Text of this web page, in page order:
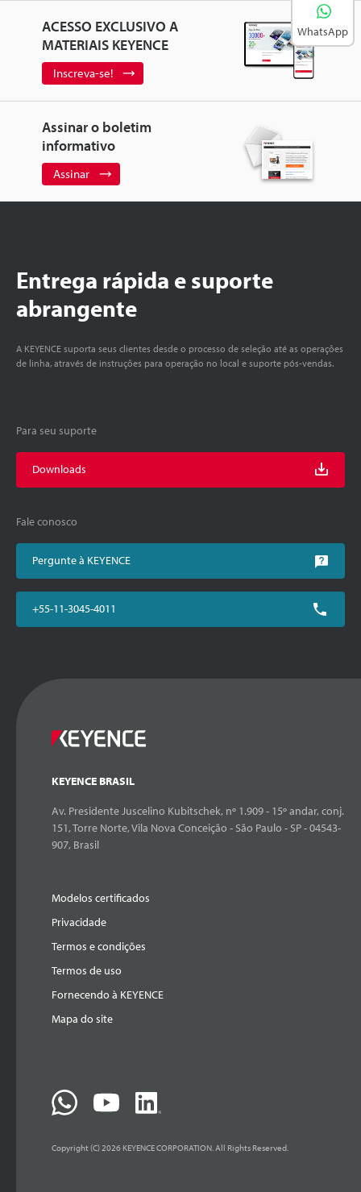
ACESSO EXCLUSIVO A
MATERIAIS KEYENCE
Inscreva-se!
Assinar o boletim
informativo
Assinar
Entrega rápida e suporte
abrangente
A KEYENCE suporta seus clientes desde o processo de seleção até as operações
de linha, através de instruções para operação no local e suporte pós-vendas.
Para seu suporte
Downloads
Fale conosco
Pergunte à KEYENCE
+55-11-3045-4011
KEYENCE BRASIL
Av. Presidente Juscelino Kubitschek, nº 1.909 - 15º andar, conj.
151, Torre Norte, Vila Nova Conceição - São Paulo - SP - 04543-
907, Brasil
Modelos certificados
Privacidade
Termos e condições
Termos de uso
Fornecendo à KEYENCE
Mapa do site
Copyright (C) 2026 KEYENCE CORPORATION. All Rights Reserved.
WhatsApp